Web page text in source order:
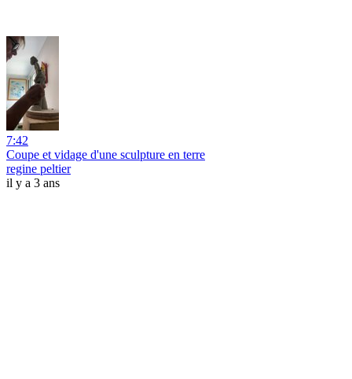
7:42
Coupe et vidage d'une sculpture en terre
regine peltier
il y a 3 ans